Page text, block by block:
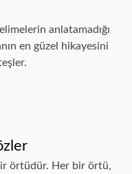
anlatamadığı
en güzel hikayesini
örtüdür. Her bir örtü,